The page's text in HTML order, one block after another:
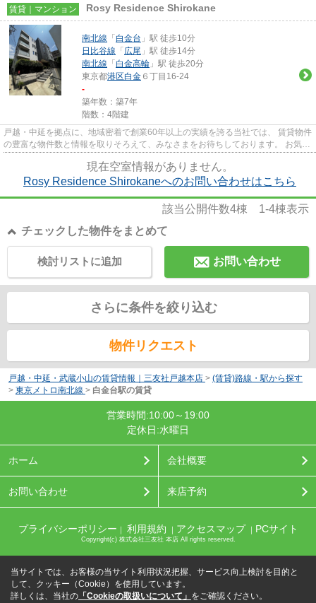
賃貸｜マンション Rosy Residence Shirokane
南北線 「 白金台 」駅 徒歩10分
日比谷線 「 広尾 」駅 徒歩14分
南北線 「 白金高輪 」駅 徒歩20分
東京都港区白金 ６丁目16-24
-
築年数：築7年
階数：4階建
戸越・中延を拠点に、地域密着で創業60年以上の実績を誇る当社では、 賃貸物件
の豊富な物件数と情報を取りそろえて、みなさまをお待ちしております。 お気軽
現在空室情報がありません。
Rosy Residence Shirokaneへのお問い合わせはこちら
該当公開件数4棟 1-4棟表示
チェックした物件をまとめて
お問い合わせ
検討リストに追加
さらに条件を絞り込む
物件リクエスト
戸越・中延・武蔵小山の賃貸情報｜三友社戸越本店 > (賃貸)路線・駅から探す
> 東京メトロ南北線 > 白金台駅の賃貸
営業時間:10:00～19:00
定休日:水曜日
ホーム 会社概要
お問い合わせ 来店予約
プライバシーポリシー 利用規約 アクセスマップ PCサイト
Copyright(c) 株式会社三友社 本店 All rights reserved.
当サイトでは、お客様の当サイト利用状況把握、サービス向上検討を目的と
して、クッキー（Cookie）を使用しています。
詳しくは、当社の 「Cookieの取扱いについて」 をご確認ください。